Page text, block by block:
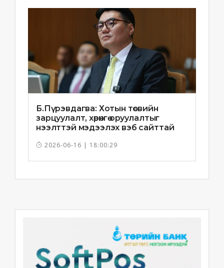
Б.Пүрэвдагва: Хотын төсвийн
зарцуулалт, хөрөнгө оруулалтыг
нээлттэй мэдээлэх вэб сайттай
2026-06-16 | 18:00:29